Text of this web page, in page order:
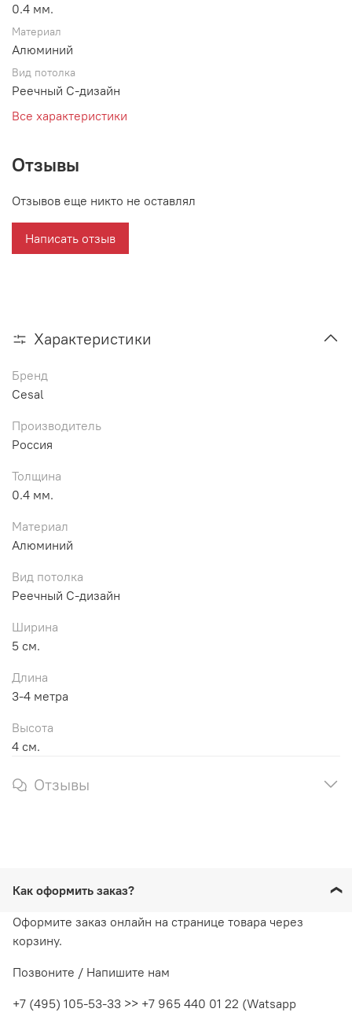
0.4 мм.
Материал
Алюминий
Вид потолка
Реечный С-дизайн
Все характеристики
Отзывы
Отзывов еще никто не оставлял
Написать отзыв
Характеристики
Бренд
Cesal
Производитель
Россия
Толщина
0.4 мм.
Материал
Алюминий
Вид потолка
Реечный С-дизайн
Ширина
5 см.
Длина
3-4 метра
Высота
4 см.
Отзывы
Как оформить заказ?
Оформите заказ онлайн на странице товара через
корзину.
Позвоните / Напишите нам
+7 (495) 105-53-33 >> +7 965 440 01 22 (Watsapp